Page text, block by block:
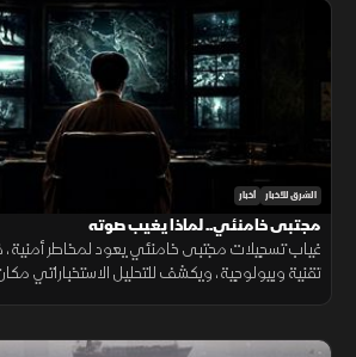
الشرق للأخبار أخبار
مجتبى خامنئي.. لماذا يغيب صوته
غياب تسجيلات مجتبى خامنئي يعود لمخاطر
تقنية وبيولوجية، ويكشف للتحليل الاستخباراتي